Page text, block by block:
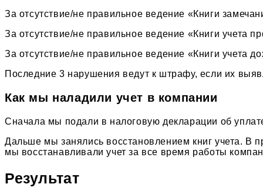
За отсутствие/не правильное ведение «Книги
За отсутствие/не правильное ведение «Книги учета
За отсутствие/не правильное ведение «Книги учета
Последние 3 нарушения ведут к штрафу, если их
Как мы наладили учет в компании
Сначала мы подали в налоговую декларации об
Дальше мы занялись восстановлением книг учета. В
мы восстанавливали учет за все время работы
Результат